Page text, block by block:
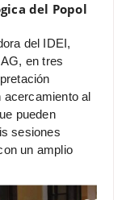
del Popol
del IDEI,
en tres
acercamiento al
pueden
sesiones
un amplio